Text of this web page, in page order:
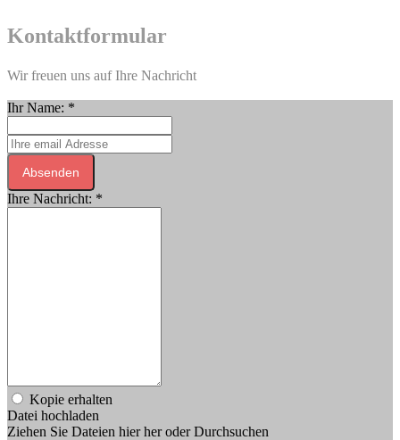
Kontaktformular
Wir freuen uns auf Ihre Nachricht
Ihr Name: *
Absenden
Ihre Nachricht: *
Kopie erhalten
Datei hochladen
Ziehen Sie Dateien hier her oder Durchsuchen